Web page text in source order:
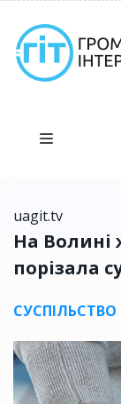
uagit.tv
На Волині
порізала
СУСПІЛЬСТВО